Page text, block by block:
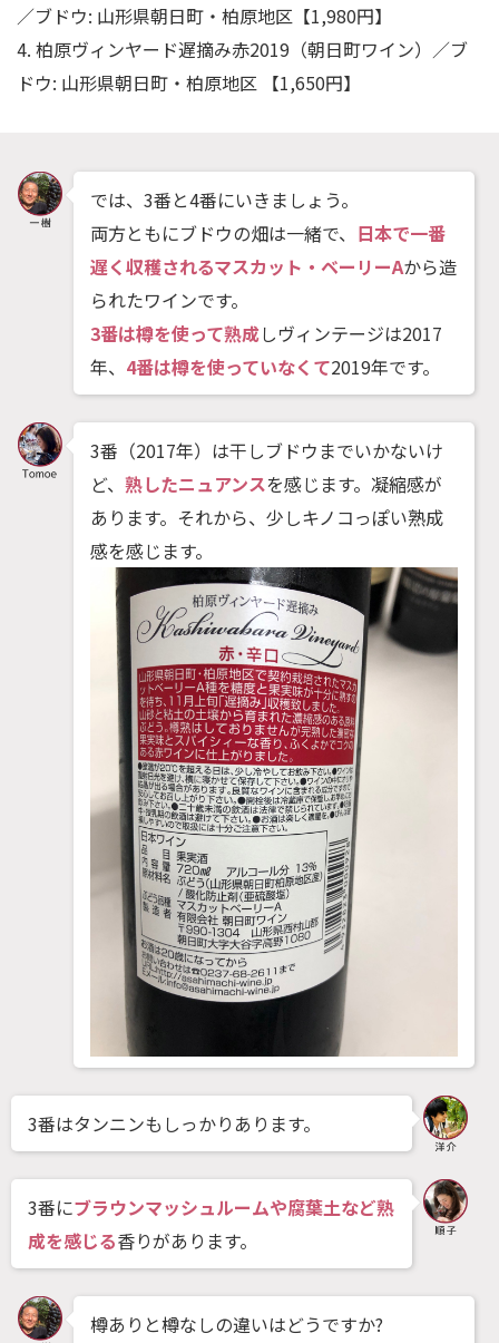
／ブドウ: 山形県朝日町・柏原地区【1,980円】
4. 柏原ヴィンヤード遅摘み赤2019（朝日町ワイン）／ブ
ドウ: 山形県朝日町・柏原地区 【1,650円】
では、3番と4番にいきましょう。
両方ともにブドウの畑は一緒で、 日本で一番
遅く収穫されるマスカット・ベーリーAから造
られたワインです。
3番は樽を使って熟成しヴィンテージは2017
年、 4番は樽を使っていなくて2019年です。
3番（2017年）は干しブドウまでいかないけ
ど、熟したニュアンスを感じます。凝縮感が
あります。それから、少しキノコっぽい熟成
感を感じます。
3番はタンニンもしっかりあります。
3番にブラウンマッシュルームや腐葉土など熟
成を感じる香りがあります。
樽ありと樽なしの違いはどうですか?